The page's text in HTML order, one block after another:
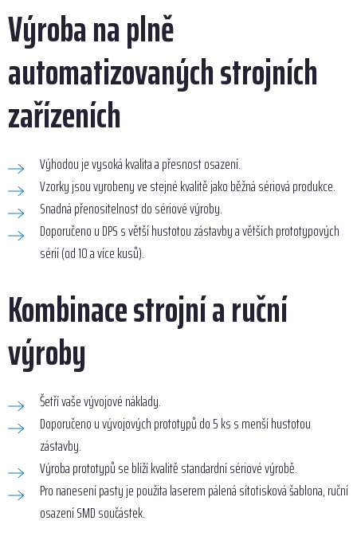
Výroba na plně
automatizovaných strojních
zařízeních
Výhodou je vysoká kvalita a přesnost osazení.
Vzorky jsou vyrobeny ve stejné kvalitě jako běžná sériová produkce.
Snadná přenositelnost do sériové výroby.
Doporučeno u DPS s větší hustotou zástavby a větších prototypových
sérií (od 10 a více kusů).
Kombinace strojní a ruční
výroby
Šetří vaše vývojové náklady.
Doporučeno u vývojových prototypů do 5 ks s menší hustotou
zástavby.
Výroba prototypů se blíží kvalitě standardní sériové výrobě.
Pro nanesení pasty je použita laserem pálená sítotisková šablona, ruční
osazení SMD součástek.